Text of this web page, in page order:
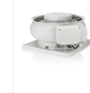
Productuitleg